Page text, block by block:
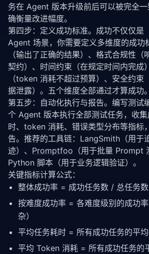
务在 Agent 版本升级前后可以被完全
确衡量改进幅度。
第四步：定义成功标准。成功不仅仅是
Agent 场景，你需要定义多维度的成功
（输出了正确的结果）、格式合规性（
契约）、时间约束（在规定时间内完成
（token 消耗不超过预算）、安全约束
据泄露）。五个维度全部通过才算成功。
第五步：自动化执行与报告。编写测试
个 Agent 版本执行全部测试任务，收
时、token 消耗、错误类型分布等指标
告。推荐的工具链：LangSmith（用于
迹）、 Promptfoo （用于批量 Prompt
Python 脚本（用于业务逻辑验证）。
关键指标计算公式：
整体成功率 = 成功任务数 / 总任务
按难度成功率 = 各难度级别的成功
杂）
平均任务耗时 = 所有成功任务的平
平均 Token 消耗 = 所有成功任务的